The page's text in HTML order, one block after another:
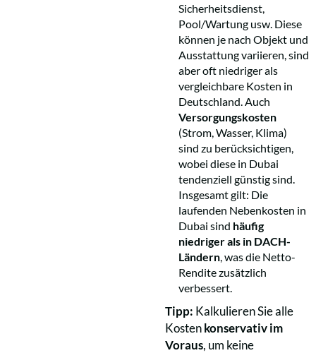
Sicherheitsdienst,
Pool/Wartung usw. Diese
können je nach Objekt und
Ausstattung variieren, sind
aber oft niedriger als
vergleichbare Kosten in
Deutschland. Auch
Versorgungskosten
(Strom, Wasser, Klima)
sind zu berücksichtigen,
wobei diese in Dubai
tendenziell günstig sind.
Insgesamt gilt: Die
laufenden Nebenkosten in
Dubai sind häufig
niedriger als in DACH-
Ländern , was die Netto-
Rendite zusätzlich
verbessert.
Tipp: Kalkulieren Sie alle
Kostenkonservativ im
Voraus, um keine